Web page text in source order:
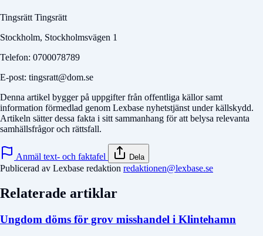
Tingsrätt Tingsrätt
Stockholm, Stockholmsvägen 1
Telefon: 0700078789
E-post: tingsratt@dom.se
Denna artikel bygger på uppgifter från offentliga källor samt
information förmedlad genom Lexbase nyhetstjänst under källskydd.
Artikeln sätter dessa fakta i sitt sammanhang för att belysa relevanta
samhällsfrågor och rättsfall.
Anmäl text- och faktafel Dela
Publicerad av Lexbase redaktion redaktionen@lexbase.se
Relaterade artiklar
Ungdom döms för grov misshandel i Klintehamn